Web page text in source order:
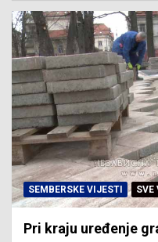
SEMBERSKE VIJESTI SVE
Pri kraju uređenje